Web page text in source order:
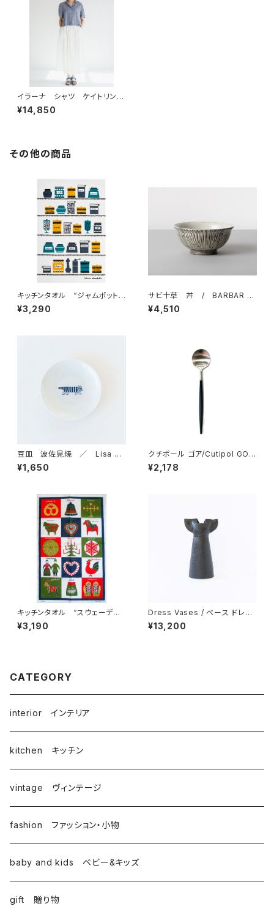
イラーナ シャツ ケイトリン I
LANA SHIRTS KATERYN /
fog linen work フォグリネ
¥14,850
その他の商品
キッチンタオル “ジャムポットブ
ルー” / アルメダールス/AL
MEDAHLS by Studio Almed
¥3,290
サビ十草 丼 / BARBAR 波
佐見焼
¥4,510
豆皿 波佐見焼 ／ Lisa La
rson リサ・ラーソン
¥1,650
クチポール ゴア/Cutipol GOA
ブラックシルバー テーブルスプ
ーン
¥2,178
キッチンタオル “スウェーデン”
/ アルメダールス/ALMEDA
HLS by ブリット・ブレドストロ
¥3,190
Dress Vases / べース ドレス
（ブラック）/ Lisa Larson リ
サ・ラーソン
¥13,200
CATEGORY
interior インテリア
kitchen キッチン
vintage ヴィンテージ
fashion ファッション・小物
baby and kids ベビー&キッズ
gift 贈り物